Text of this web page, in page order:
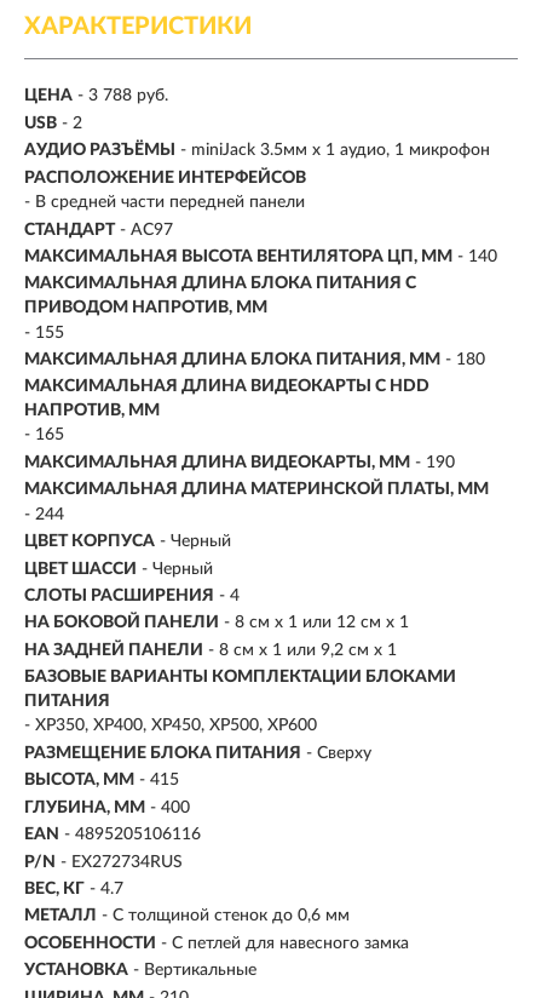
ХАРАКТЕРИСТИКИ
ЦЕНА - 3 788 руб.
USB - 2
АУДИО РАЗЪЁМЫ
- miniJack 3.5мм х 1 аудио, 1 микрофон
РАСПОЛОЖЕНИЕ ИНТЕРФЕЙСОВ
- В средней части передней панели
СТАНДАРТ - AC97
МАКСИМАЛЬНАЯ ВЫСОТА ВЕНТИЛЯТОРА ЦП, ММ - 140
МАКСИМАЛЬНАЯ ДЛИНА БЛОКА ПИТАНИЯ С
ПРИВОДОМ НАПРОТИВ, ММ
- 155
МАКСИМАЛЬНАЯ ДЛИНА БЛОКА ПИТАНИЯ, ММ - 180
МАКСИМАЛЬНАЯ ДЛИНА ВИДЕОКАРТЫ С HDD
НАПРОТИВ, ММ
- 165
МАКСИМАЛЬНАЯ ДЛИНА ВИДЕОКАРТЫ, ММ - 190
МАКСИМАЛЬНАЯ ДЛИНА МАТЕРИНСКОЙ ПЛАТЫ, ММ
- 244
ЦВЕТ КОРПУСА - Черный
ЦВЕТ ШАССИ - Черный
СЛОТЫ РАСШИРЕНИЯ - 4
НА БОКОВОЙ ПАНЕЛИ - 8 см x 1 или 12 см x 1
НА ЗАДНЕЙ ПАНЕЛИ - 8 см x 1 или 9,2 см x 1
БАЗОВЫЕ ВАРИАНТЫ КОМПЛЕКТАЦИИ БЛОКАМИ
ПИТАНИЯ
- XP350, XP400, XP450, XP500, XP600
РАЗМЕЩЕНИЕ БЛОКА ПИТАНИЯ - Сверху
ВЫСОТА, ММ - 415
ГЛУБИНА, ММ - 400
EAN - 4895205106116
P/N - EX272734RUS
ВЕС, КГ - 4.7
МЕТАЛЛ - С толщиной стенок до 0,6 мм
ОСОБЕННОСТИ - С петлей для навесного замка
УСТАНОВКА - Вертикальные